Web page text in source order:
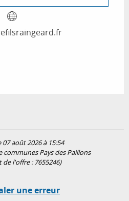
07 août 2026 à 15:54
Pays des Paillons
de l'offre : 7655246)
une erreur